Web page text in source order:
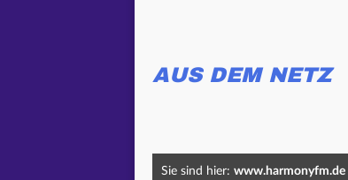
AUS DEM NETZ
Sie sind hier: www.harmonyfm.de